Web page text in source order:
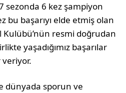
sezonda 6 kez şampiyon
bu başarıyı elde etmiş olan
resmi doğrudan
yaşadığımız başarılar
dünyada sporun ve